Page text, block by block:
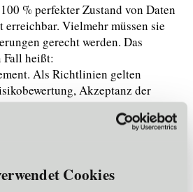
Cookies
% perfekter Zustand von Daten
Vielmehr müssen sie
gerecht werden. Das
Fall heißt:
Als Richtlinien gelten
Akzeptanz der
Ausgewogenheit und